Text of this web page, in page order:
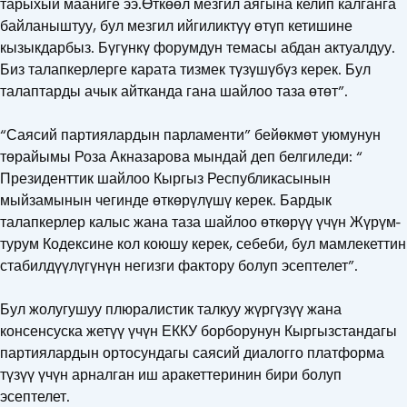
байланыштуу, бул мезгил ийгиликтγγ өтγп кетишине
кызыкдарбыз. Бγгγнкγ форумдун темасы абдан актуалдуу.
Биз талапкерлерге карата тизмек тγзγшγбγз керек. Бул
талаптарды ачык айтканда гана шайлоо таза өтөт”.
“Саясий партиялардын парламенти” бейөкмөт уюмунун
төрайымы Роза Акназарова мындай деп белгиледи: “
Президенттик шайлоо Кыргыз Республикасынын
мыйзамынын чегинде өткөрүлүшү керек. Бардык
талапкерлер калыс жана таза шайлоо өткөрүү үчүн Жүрүм-
турум Кодексине кол коюшу керек, себеби, бул мамлекеттин
стабилдүүлүгүнүн негизги фактору болуп эсептелет”.
Бул жолугушуу плюралистик талкуу жүргүзүү жана
консенсуска жетүү үчүн ЕККУ борборунун Кыргызстандагы
партиялардын ортосундагы саясий диалогго платформа
түзүү үчүн арналган иш аракеттеринин бири болуп
эсептелет.